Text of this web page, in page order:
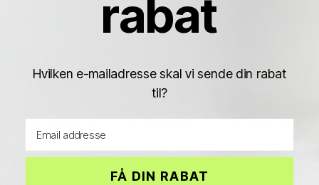
Air Jordan 1 Air Jordan 2 Air Jordan 3
rabat
Hvilken e-mailadresse skal vi sende din rabat
til?
FÅ DIN RABAT